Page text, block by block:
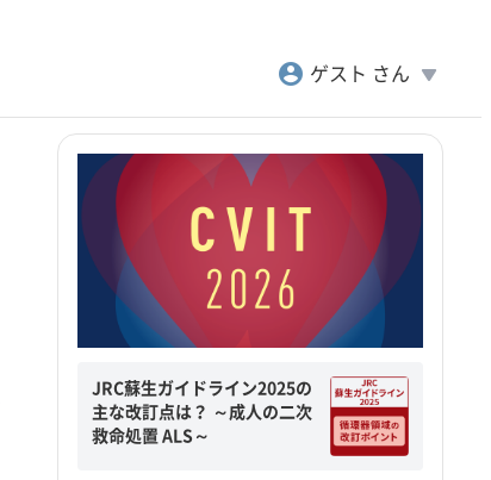
account_circle ゲスト さん play_arrow
JRC蘇生ガイドライン2025の
主な改訂点は？ ～成人の二次
救命処置 ALS～